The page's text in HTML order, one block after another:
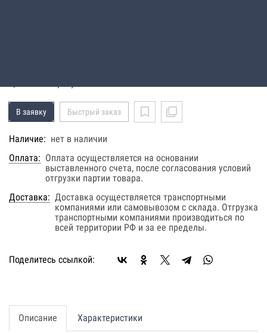
В заявку Быстрый заказ
Наличие: нет в наличии
Оплата: Оплата осуществляется на основании
выставленного счета, после согласования условий
отгрузки партии товара.
Доставка: Доставка осуществляется транспортными
компаниями или самовывозом с склада. Отгрузка
транспортными компаниями производиться по
всей территории РФ и за ее пределы.
Поделитесь ссылкой:
Описание Характеристики